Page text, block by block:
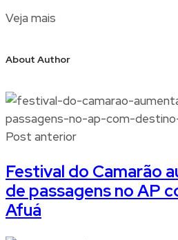
Veja mais
About Author
Post anterior
Festival do Camarão
de passagens no AP
Afuá